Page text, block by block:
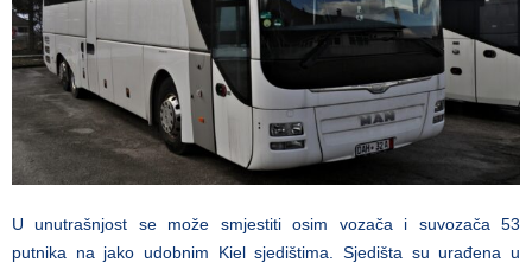
U unutrašnjost se može smjestiti osim vozača i suvozača 53
putnika na jako udobnim Kiel sjedištima. Sjedišta su urađena u